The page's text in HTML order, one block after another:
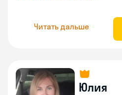
Читать дальше
Юлия